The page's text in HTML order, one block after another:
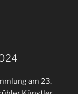
am 23.